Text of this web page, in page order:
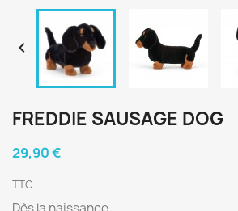

FREDDIE SAUSAGE DOG
29,90 €
TTC